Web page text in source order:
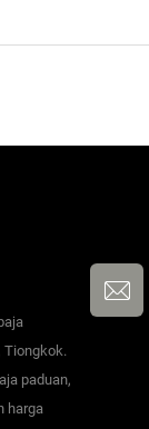
Tiongkok.
paduan,
harga